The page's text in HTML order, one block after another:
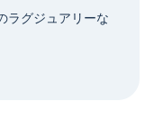
ラグジュアリーな